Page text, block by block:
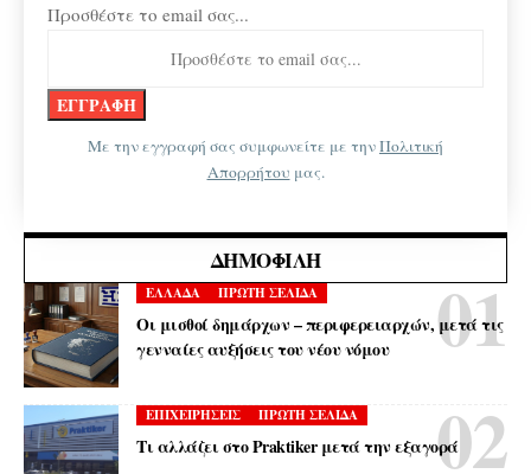
Προσθέστε το email σας...
Με την εγγραφή σας συμφωνείτε με τηνΠολιτική
Απορρήτου μας.
ΔΗΜΟΦΙΛΉ
ΕΛΛΑΔΑ ΠΡΩΤΗ ΣΕΛΙΔΑ
Οι μισθοί δημάρχων – περιφερειαρχών, μετά τις
γενναίες αυξήσεις του νέου νόμου
ΕΠΙΧΕΙΡΗΣΕΙΣ ΠΡΩΤΗ ΣΕΛΙΔΑ
Τι αλλάζει στο Praktiker μετά την εξαγορά